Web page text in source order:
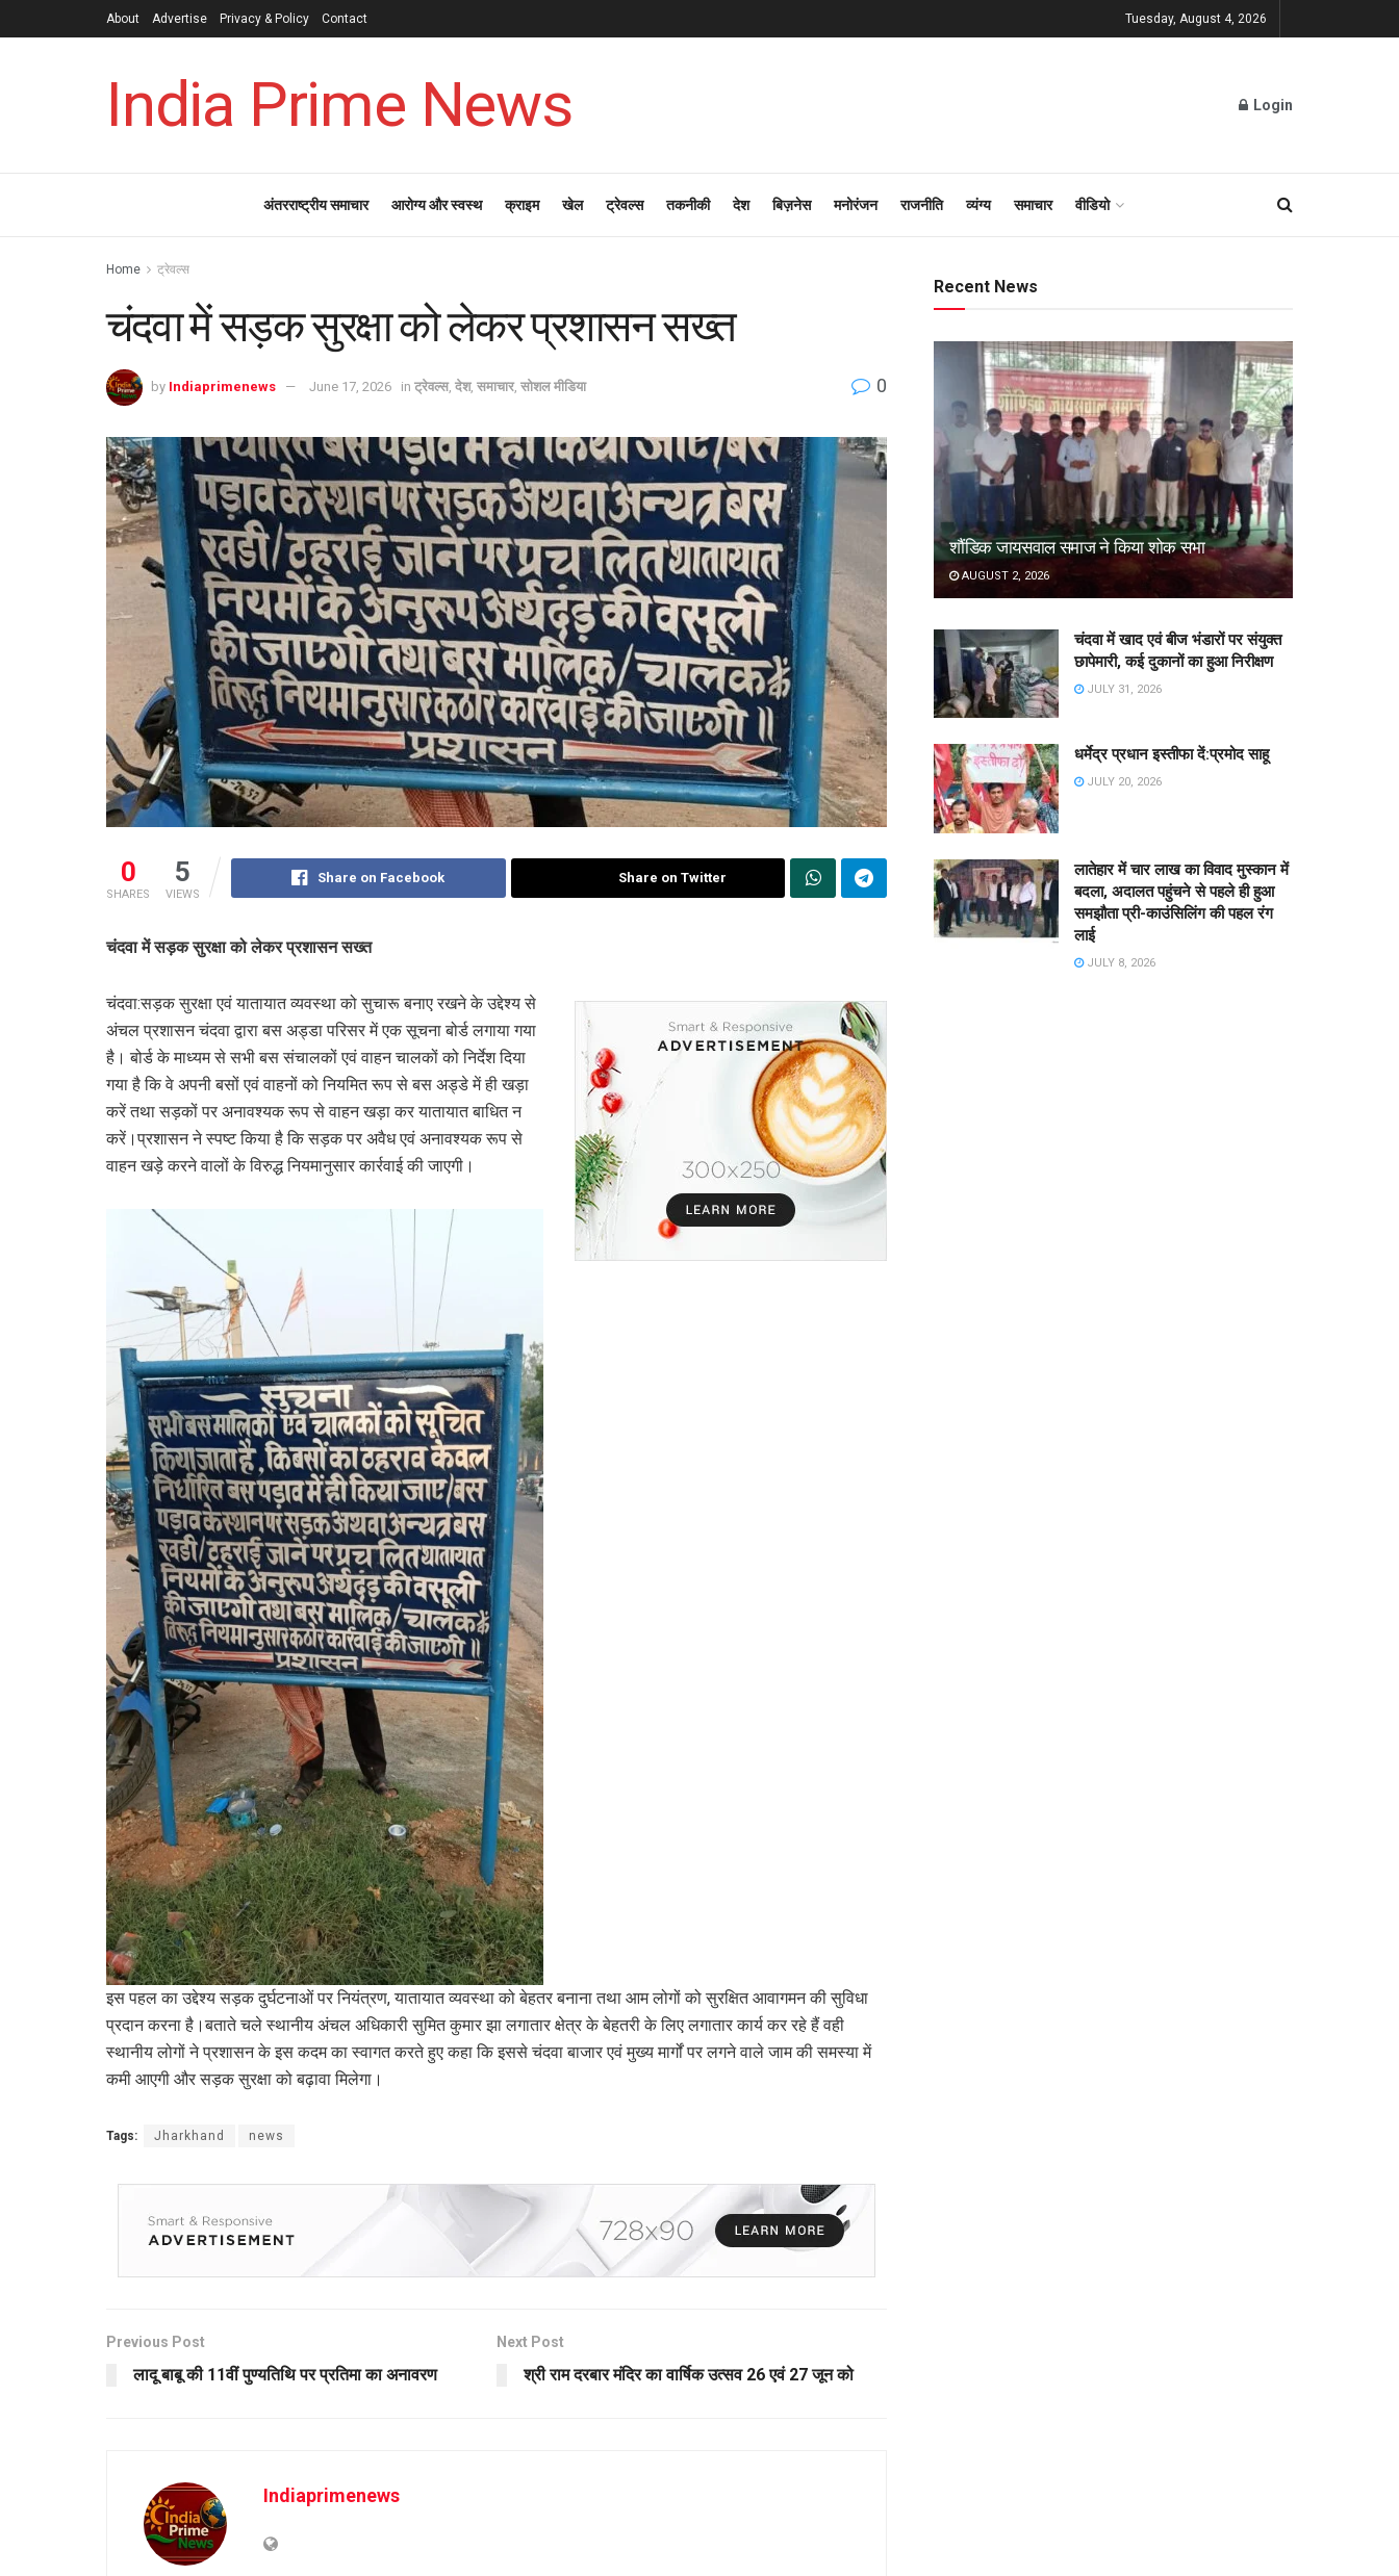
About Advertise Privacy & Policy Contact Tuesday, August 4, 2026
India Prime News Login
अंतरराष्ट्रीय समाचार आरोग्य और स्वस्थ क्राइम खेल ट्रेवल्स तकनीकी देश बिज़नेस मनोरंजन राजनीति व्यंग्य समाचार वीडियो
Home ट्रेवल्स
चंदवा में सड़क सुरक्षा को लेकर प्रशासन सख्त
by Indiaprimenews June 17, 2026 in ट्रेवल्स, देश, समाचार, सोशल मीडिया 0
0
SHARES
5
VIEWS
Share on Facebook Share on Twitter
चंदवा में सड़क सुरक्षा को लेकर प्रशासन सख्त
चंदवा:सड़क सुरक्षा एवं यातायात व्यवस्था को सुचारू बनाए रखने के उद्देश्य से
अंचल प्रशासन चंदवा द्वारा बस अड्डा परिसर में एक सूचना बोर्ड लगाया गया
है। बोर्ड के माध्यम से सभी बस संचालकों एवं वाहन चालकों को निर्देश दिया
गया है कि वे अपनी बसों एवं वाहनों को नियमित रूप से बस अड्डे में ही खड़ा
करें तथा सड़कों पर अनावश्यक रूप से वाहन खड़ा कर यातायात बाधित न
करें।प्रशासन ने स्पष्ट किया है कि सड़क पर अवैध एवं अनावश्यक रूप से
वाहन खड़े करने वालों के विरुद्ध नियमानुसार कार्रवाई की जाएगी।
इस पहल का उद्देश्य सड़क दुर्घटनाओं पर नियंत्रण, यातायात व्यवस्था को बेहतर बनाना तथा आम लोगों को सुरक्षित आवागमन की सुविधा
प्रदान करना है।बताते चले स्थानीय अंचल अधिकारी सुमित कुमार झा लगातार क्षेत्र के बेहतरी के लिए लगातार कार्य कर रहे हैं वही
स्थानीय लोगों ने प्रशासन के इस कदम का स्वागत करते हुए कहा कि इससे चंदवा बाजार एवं मुख्य मार्गों पर लगने वाले जाम की समस्या में
कमी आएगी और सड़क सुरक्षा को बढ़ावा मिलेगा।
Tags: Jharkhand news
Previous Post
लादू बाबू की 11वीं पुण्यतिथि पर प्रतिमा का अनावरण
Next Post
श्री राम दरबार मंदिर का वार्षिक उत्सव 26 एवं 27 जून को
Indiaprimenews
Recent News
शौंडिक जायसवाल समाज ने किया शोक सभा
AUGUST 2, 2026
चंदवा में खाद एवं बीज भंडारों पर संयुक्त
छापेमारी, कई दुकानों का हुआ निरीक्षण
JULY 31, 2026
धर्मेद्र प्रधान इस्तीफा दें:प्रमोद साहू
JULY 20, 2026
लातेहार में चार लाख का विवाद मुस्कान में
बदला, अदालत पहुंचने से पहले ही हुआ
समझौता प्री-काउंसिलिंग की पहल रंग
लाई
JULY 8, 2026